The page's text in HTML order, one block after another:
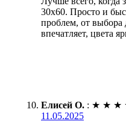
30х60. Просто и
проблем, от выбора
впечатляет, цвета
Елисей О. : ★ ★ ★
11.05.2025